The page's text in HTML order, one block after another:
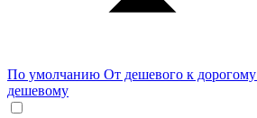
По умолчанию От дешевого к дорогому
дешевому